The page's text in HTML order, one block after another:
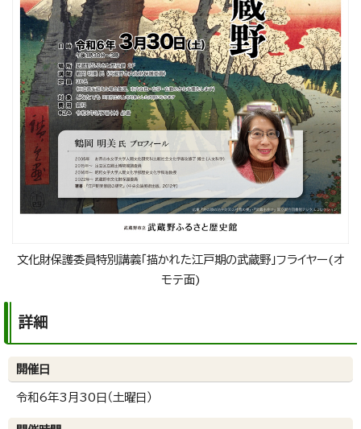
文化財保護委員特別講義「描かれた江戸期の武蔵野」フライヤー(オ
モテ面)
詳細
開催日
令和6年3月30日（土曜日）